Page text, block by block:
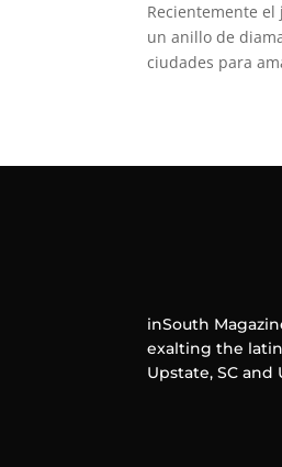
Recientemente
un anillo de
ciudades para
inSouth
exalting the
Upstate, SC and